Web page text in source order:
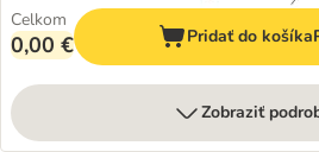
Celkom
0,00 € Pridať do košíka
Zobraziť